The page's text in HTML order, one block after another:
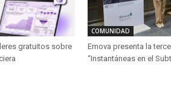
gratuitos sobre
COMUNIDAD
Emova presenta la
“Instantáneas en el